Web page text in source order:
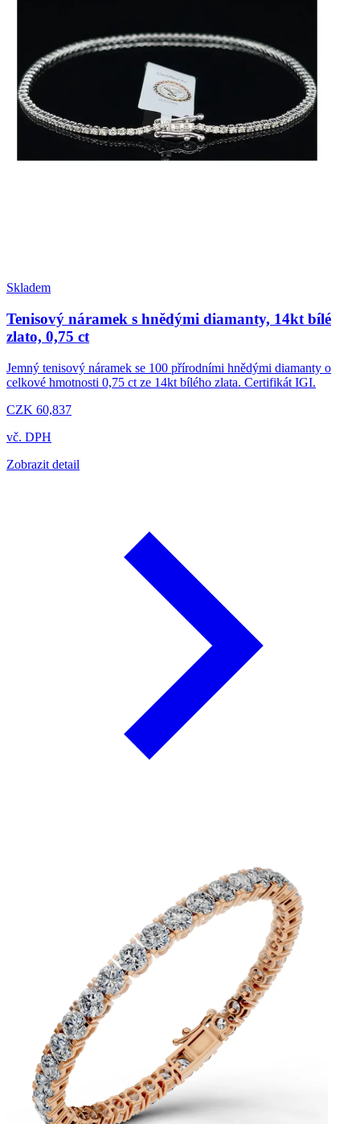
Skladem
Tenisový náramek s hnědými diamanty, 14kt bílé
zlato, 0,75 ct
Jemný tenisový náramek se 100 přírodními hnědými diamanty o
celkové hmotnosti 0,75 ct ze 14kt bílého zlata. Certifikát IGI.
CZK 60,837
vč. DPH
Zobrazit detail